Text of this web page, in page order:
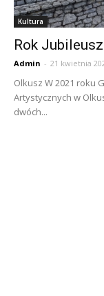
Kultura
Rok
Admin - 21 kwietnia
Olkusz W 2021 roku
Artystycznych w
dwóch...